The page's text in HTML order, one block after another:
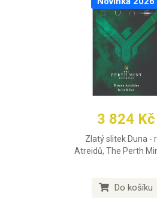
3 824 Kč
Zlatý slitek Duna -
Atreidů, The Perth
Do košíku